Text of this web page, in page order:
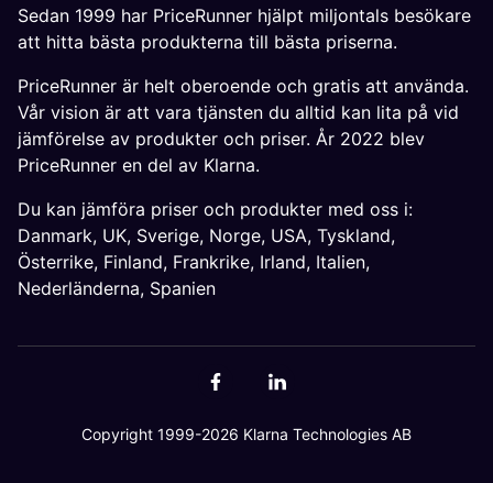
Sedan 1999 har PriceRunner hjälpt miljontals besökare
att hitta bästa produkterna till bästa priserna.
PriceRunner är helt oberoende och gratis att använda.
Vår vision är att vara tjänsten du alltid kan lita på vid
jämförelse av produkter och priser. År 2022 blev
PriceRunner en del av Klarna.
Du kan jämföra priser och produkter med oss i:
Danmark, UK, Sverige, Norge, USA, Tyskland,
Österrike, Finland, Frankrike, Irland, Italien,
Nederländerna, Spanien
Copyright 1999-2026 Klarna Technologies AB